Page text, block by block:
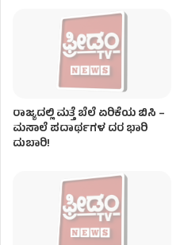
ರಾಜ್ಯದಲ್ಲಿ ಮತ್ತೆ ಬೆಲೆ ಏರಿಕೆಯ ಬಿಸಿ –
ಮಸಾಲೆ ಪದಾರ್ಥಗಳ ದರ ಭಾರಿ
ದುಬಾರಿ!